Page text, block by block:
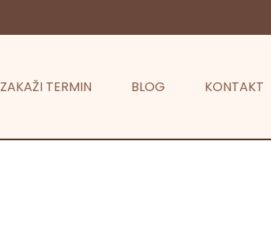
ZAKAŽI TERMIN BLOG KONTAKT